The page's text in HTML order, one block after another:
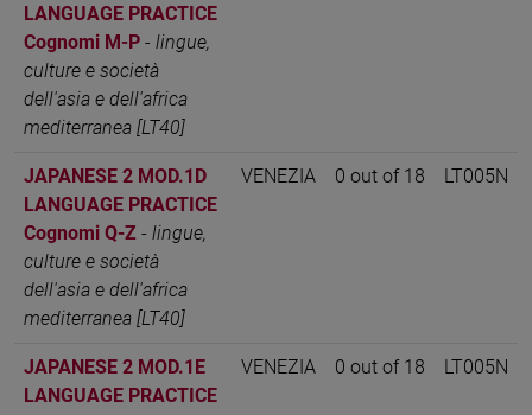
LANGUAGE PRACTICE
Cognomi M-P - lingue,
culture e società
dell'asia e dell'africa
mediterranea [LT40]
JAPANESE 2 MOD.1D
LANGUAGE PRACTICE
Cognomi Q-Z - lingue,
culture e società
dell'asia e dell'africa
mediterranea [LT40]
VENEZIA 0 out of 18 LT005N
JAPANESE 2 MOD.1E
LANGUAGE PRACTICE
VENEZIA 0 out of 18 LT005N